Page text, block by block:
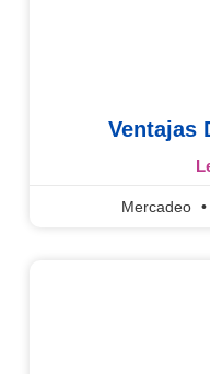
Ventajas
Mercadeo